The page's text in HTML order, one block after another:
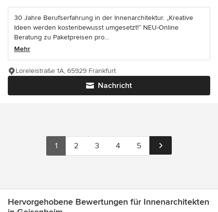
30 Jahre Berufserfahrung in der Innenarchitektur. „Kreative
Ideen werden kostenbewusst umgesetzt!“ NEU-Online
Beratung zu Paketpreisen pro...
Mehr
Nachricht
Loreleistraße 1A, 65929 Frankfurt
1 2 3 4 5
Hervorgehobene Bewertungen für Innenarchitekten